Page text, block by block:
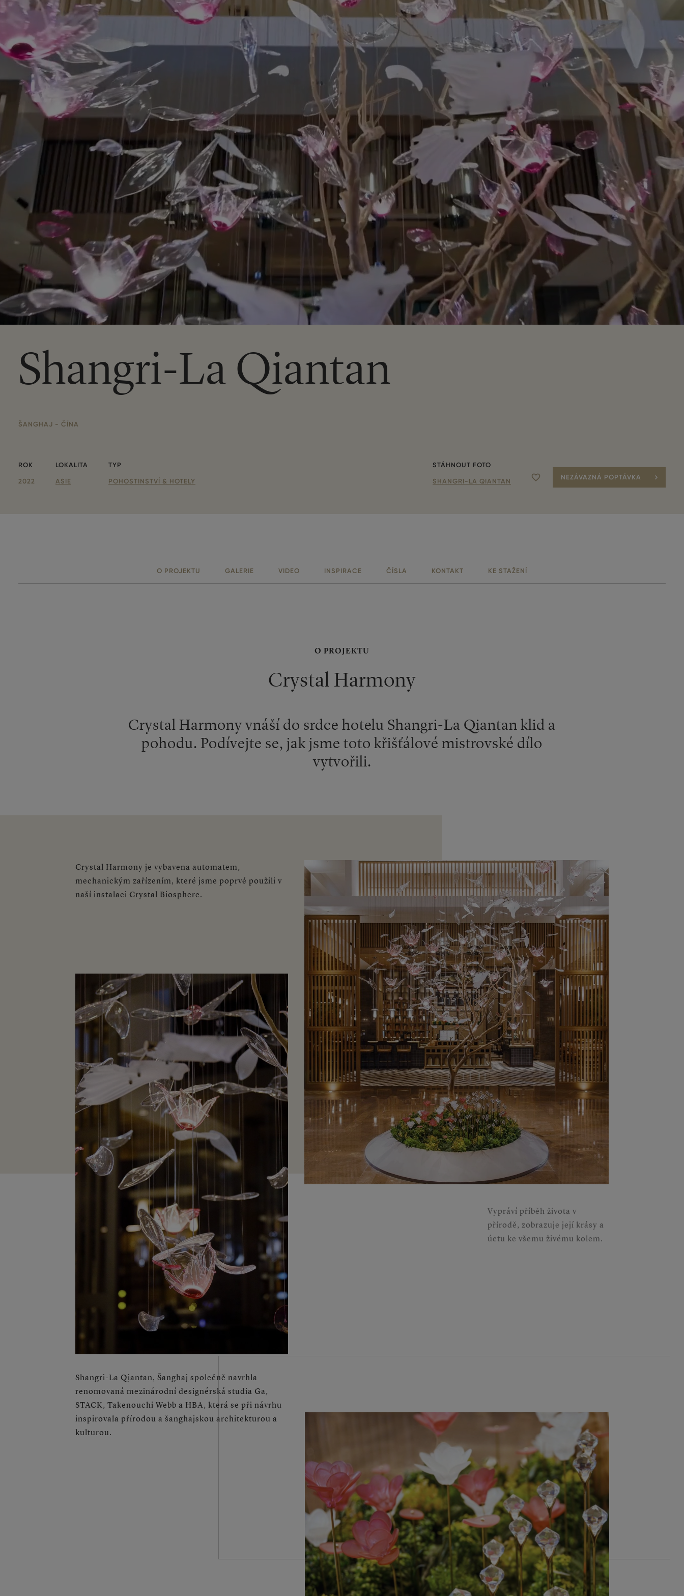
Shangri-La Qiantan
ŠANGHAJ - ČÍNA
Parameters
ROK
2022
LOKALITA
ASIE
TYP
POHOSTINSTVÍ & HOTELY
STÁHNOUT FOTO
SHANGRI-LA QIANTAN
NEZÁVAZNÁ POPTÁVKA
O PROJEKTU GALERIE VIDEO INSPIRACE ČÍSLA KONTAKT KE STAŽENÍ
O PROJEKTU
Crystal Harmony
Crystal Harmony vnáší do srdce hotelu Shangri-La Qiantan klid a
pohodu. Podívejte se, jak jsme toto křišťálové mistrovské dílo
vytvořili.
Crystal Harmony je vybavena automatem,
mechanickým zařízením, které jsme poprvé použili v
naší instalaci Crystal Biosphere.
Shangri-La Qiantan, Šanghaj společně navrhla
renomovaná mezinárodní designérská studia Ga,
STACK, Takenouchi Webb a HBA, která se při návrhu
inspirovala přírodou a šanghajskou architekturou a
kulturou.
Vypráví příběh života v
přírodě, zobrazuje její krásy a
úctu ke všemu živému kolem.